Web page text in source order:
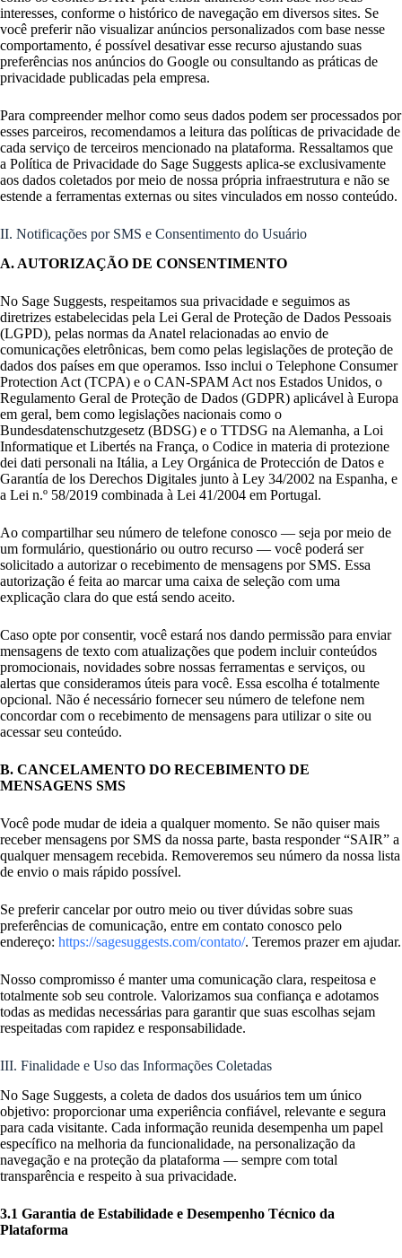
interesses, conforme o histórico de navegação em diversos sites. Se
você preferir não visualizar anúncios personalizados com base nesse
comportamento, é possível desativar esse recurso ajustando suas
preferências nos anúncios do Google ou consultando as práticas de
privacidade publicadas pela empresa.
Para compreender melhor como seus dados podem ser processados por
esses parceiros, recomendamos a leitura das políticas de privacidade de
cada serviço de terceiros mencionado na plataforma. Ressaltamos que
a Política de Privacidade do Sage Suggests aplica-se exclusivamente
aos dados coletados por meio de nossa própria infraestrutura e não se
estende a ferramentas externas ou sites vinculados em nosso conteúdo.
II. Notificações por SMS e Consentimento do Usuário
A. AUTORIZAÇÃO DE CONSENTIMENTO
No Sage Suggests, respeitamos sua privacidade e seguimos as
diretrizes estabelecidas pela Lei Geral de Proteção de Dados Pessoais
(LGPD), pelas normas da Anatel relacionadas ao envio de
comunicações eletrônicas, bem como pelas legislações de proteção de
dados dos países em que operamos. Isso inclui o Telephone Consumer
Protection Act (TCPA) e o CAN-SPAM Act nos Estados Unidos, o
Regulamento Geral de Proteção de Dados (GDPR) aplicável à Europa
em geral, bem como legislações nacionais como o
Bundesdatenschutzgesetz (BDSG) e o TTDSG na Alemanha, a Loi
Informatique et Libertés na França, o Codice in materia di protezione
dei dati personali na Itália, a Ley Orgánica de Protección de Datos e
Garantía de los Derechos Digitales junto à Ley 34/2002 na Espanha, e
a Lei n.º 58/2019 combinada à Lei 41/2004 em Portugal.
Ao compartilhar seu número de telefone conosco — seja por meio de
um formulário, questionário ou outro recurso — você poderá ser
solicitado a autorizar o recebimento de mensagens por SMS. Essa
autorização é feita ao marcar uma caixa de seleção com uma
explicação clara do que está sendo aceito.
Caso opte por consentir, você estará nos dando permissão para enviar
mensagens de texto com atualizações que podem incluir conteúdos
promocionais, novidades sobre nossas ferramentas e serviços, ou
alertas que consideramos úteis para você. Essa escolha é totalmente
opcional. Não é necessário fornecer seu número de telefone nem
concordar com o recebimento de mensagens para utilizar o site ou
acessar seu conteúdo.
B. CANCELAMENTO DO RECEBIMENTO DE
MENSAGENS SMS
Você pode mudar de ideia a qualquer momento. Se não quiser mais
receber mensagens por SMS da nossa parte, basta responder “SAIR” a
qualquer mensagem recebida. Removeremos seu número da nossa lista
de envio o mais rápido possível.
Se preferir cancelar por outro meio ou tiver dúvidas sobre suas
preferências de comunicação, entre em contato conosco pelo
endereço: https://sagesuggests.com/contato/. Teremos prazer em ajudar.
Nosso compromisso é manter uma comunicação clara, respeitosa e
totalmente sob seu controle. Valorizamos sua confiança e adotamos
todas as medidas necessárias para garantir que suas escolhas sejam
respeitadas com rapidez e responsabilidade.
III. Finalidade e Uso das Informações Coletadas
No Sage Suggests, a coleta de dados dos usuários tem um único
objetivo: proporcionar uma experiência confiável, relevante e segura
para cada visitante. Cada informação reunida desempenha um papel
específico na melhoria da funcionalidade, na personalização da
navegação e na proteção da plataforma — sempre com total
transparência e respeito à sua privacidade.
3.1 Garantia de Estabilidade e Desempenho Técnico da
Plataforma